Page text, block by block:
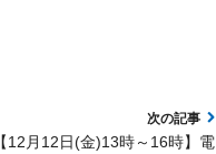
【12月12日(金)13時～16時】電